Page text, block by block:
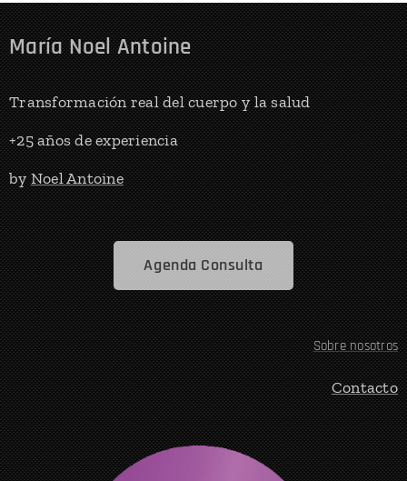
María Noel Antoine
Transformación real del cuerpo y la salud
+25 años de experiencia
byNoel Antoine
Agenda Consulta
Sobre nosotros
Contacto